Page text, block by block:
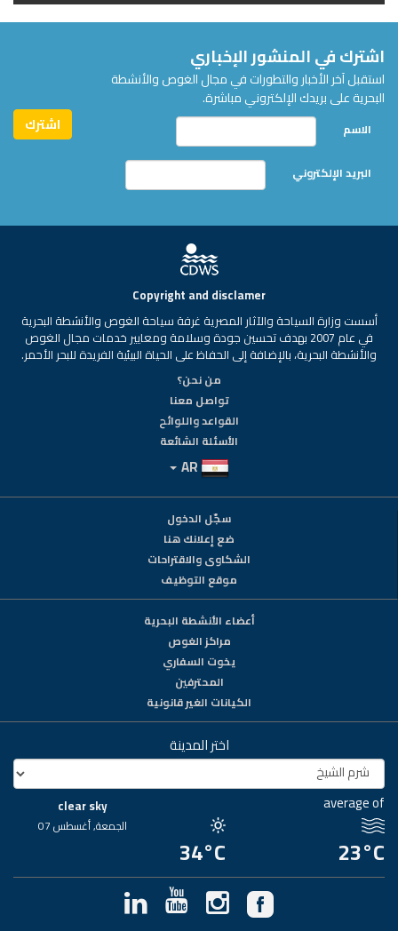
اشترك في المنشور الإخباري
استقبل آخر الأخبار والتطورات في مجال الغوص والأنشطة
البحرية على بريدك الإلكتروني مباشرة.
الاسم
البريد الإلكتروني
Copyright and disclamer
أسست وزارة السياحة والآثار المصرية غرفة سياحة الغوص والأنشطة البحرية
في عام 2007 بهدف تحسين جودة وسلامة ومعايير خدمات مجال الغوص
والأنشطة البحرية، بالإضافة إلى الحفاظ على الحياة البيئية الفريدة للبحر الأحمر.
من نحن؟
تواصل معنا
القواعد واللوائح
الأسئلة الشائعة
سجّل الدخول
ضع إعلانك هنا
الشكاوى والاقتراحات
موقع التوظيف
أعضاء الأنشطة البحرية
مراكز الغوص
يخوت السفاري
المحترفين
الكيانات الغير قانونية
اختر المدينة
average of
23°C
34°C
clear sky
الجمعة, أغسطس 07